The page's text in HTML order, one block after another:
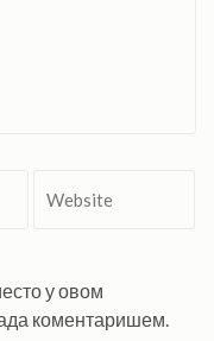
у овом
коментаришем.